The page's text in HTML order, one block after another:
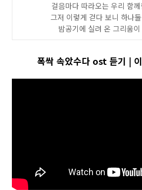
걸음마다 따라오는 우리 함
그저 이렇게 걷다 보니 하나
밤공기에 실려 온 그리움
폭싹 속았수다 ost 듣기 |